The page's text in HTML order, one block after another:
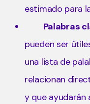
estimado para
Palabras
pueden ser
una lista de
relacionan
y que